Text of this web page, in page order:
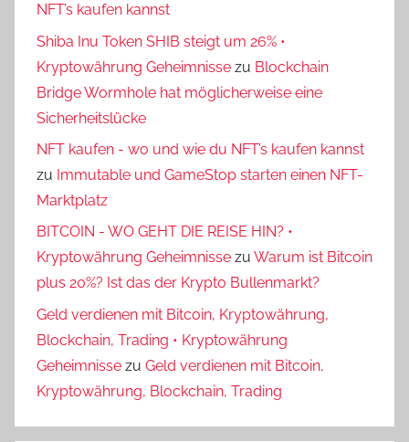
NFT’s kaufen kannst
Shiba Inu Token SHIB steigt um 26% •
Kryptowährung Geheimnisse zu Blockchain
Bridge Wormhole hat möglicherweise eine
Sicherheitslücke
NFT kaufen - wo und wie du NFT’s kaufen kannst
zu Immutable und GameStop starten einen NFT-
Marktplatz
BITCOIN - WO GEHT DIE REISE HIN? •
Kryptowährung Geheimnisse zu Warum ist Bitcoin
plus 20%? Ist das der Krypto Bullenmarkt?
Geld verdienen mit Bitcoin, Kryptowährung,
Blockchain, Trading • Kryptowährung
Geheimnisse zu Geld verdienen mit Bitcoin,
Kryptowährung, Blockchain, Trading